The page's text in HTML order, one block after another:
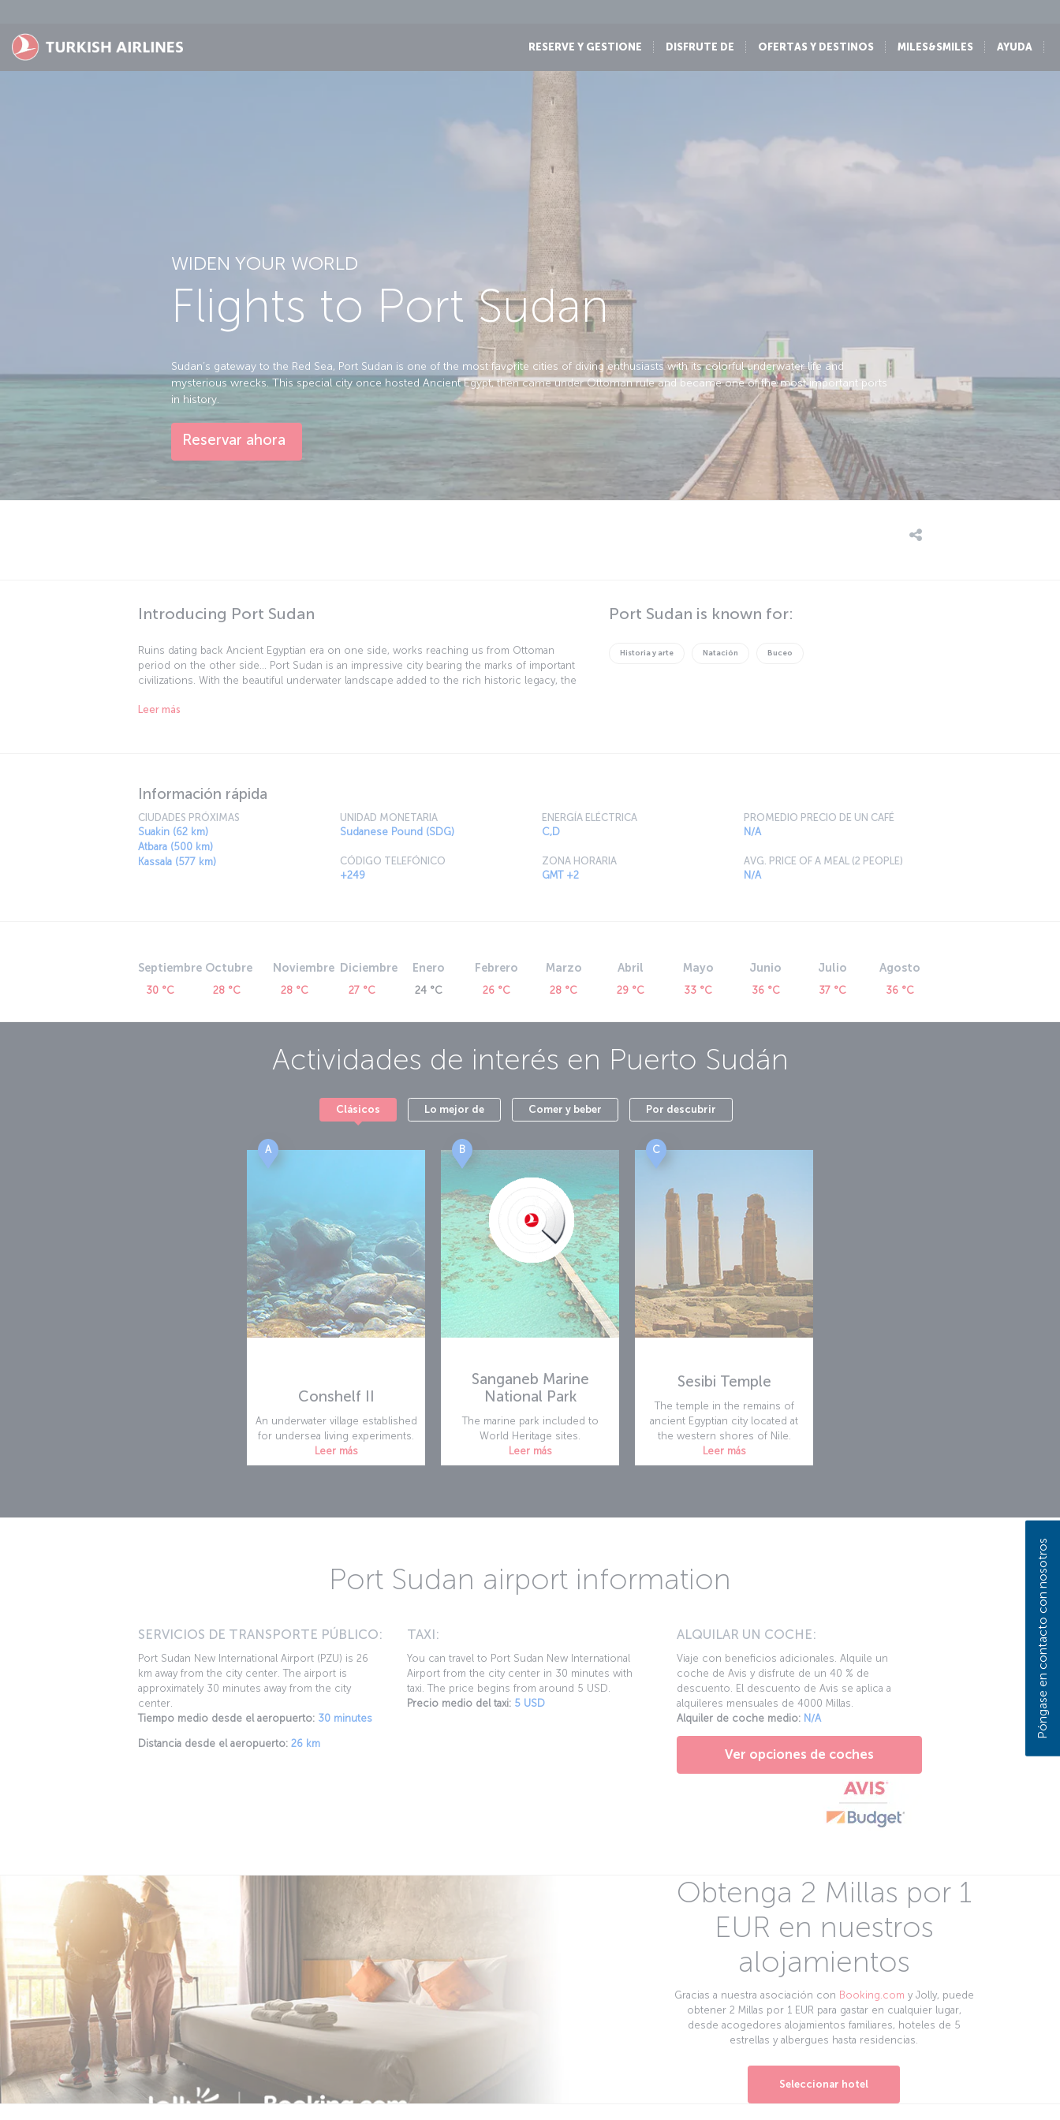
RESERVE Y GESTIONE DISFRUTE DE OFERTAS Y DESTINOS MILES&SMILES AYUDA
WIDEN YOUR WORLD
Flights to Port Sudan
Sudan’s gateway to the Red Sea, Port Sudan is one of the most favorite cities of diving enthusiasts with its colorful underwater life and
mysterious wrecks. This special city once hosted Ancient Egypt, then came under Ottoman rule and became one of the most important ports
in history.
Reservar ahora
Introducing Port Sudan
Ruins dating back Ancient Egyptian era on one side, works reaching us from Ottoman
period on the other side... Port Sudan is an impressive city bearing the marks of important
civilizations. With the beautiful underwater landscape added to the rich historic legacy, the
especially diving enthusiasts.
Leer más
Port Sudan is known for:
Historia y arte Natación Buceo
Información rápida
CIUDADES PRÓXIMAS
Suakin (62 km)
Atbara (500 km)
Kassala (577 km)
UNIDAD MONETARIA
Sudanese Pound (SDG)
CÓDIGO TELEFÓNICO
+249
ENERGÍA ELÉCTRICA
C,D
ZONA HORARIA
GMT +2
PROMEDIO PRECIO DE UN CAFÉ
N/A
AVG. PRICE OF A MEAL (2 PEOPLE)
N/A
Septiembre
30 °C
Octubre
28 °C
Noviembre
28 °C
Diciembre
27 °C
Enero
24 °C
Febrero
26 °C
Marzo
28 °C
Abril
29 °C
Mayo
33 °C
Junio
36 °C
Julio
37 °C
Agosto
36 °C
Actividades de interés en Puerto Sudán
Clásicos Lo mejor de Comer y beber Por descubrir
A
Conshelf II
An underwater village established
for undersea living experiments.
Leer más
B
Sanganeb Marine
National Park
The marine park included to
World Heritage sites.
Leer más
C
Sesibi Temple
The temple in the remains of
ancient Egyptian city located at
the western shores of Nile.
Leer más
Port Sudan airport information
SERVICIOS DE TRANSPORTE PÚBLICO:
Port Sudan New International Airport (PZU) is 26
km away from the city center. The airport is
approximately 30 minutes away from the city
center.
Tiempo medio desde el aeropuerto: 30 minutes
Distancia desde el aeropuerto: 26 km
TAXI:
You can travel to Port Sudan New International
Airport from the city center in 30 minutes with
taxi. The price begins from around 5 USD.
Precio medio del taxi: 5 USD
ALQUILAR UN COCHE:
Viaje con beneficios adicionales. Alquile un
coche de Avis y disfrute de un 40 % de
descuento. El descuento de Avis se aplica a
alquileres mensuales de 4000 Millas.
Alquiler de coche medio: N/A
Ver opciones de coches
Obtenga 2 Millas por 1
EUR en nuestros
alojamientos
Gracias a nuestra asociación con Booking.com y Jolly, puede
obtener 2 Millas por 1 EUR para gastar en cualquier lugar,
desde acogedores alojamientos familiares, hoteles de 5
estrellas y albergues hasta residencias.
Seleccionar hotel
Póngase en contacto con nosotros